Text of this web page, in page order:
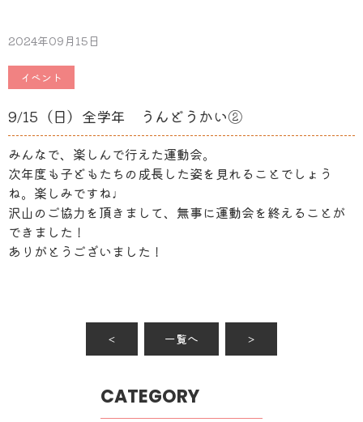
2024年09月15日
イベント
9/15（日）全学年 うんどうかい②
みんなで、楽しんで行えた運動会。
次年度も子どもたちの成長した姿を見れることでしょう
ね。楽しみですね♩
沢山のご協力を頂きまして、無事に運動会を終えることが
できました！
ありがとうございました！
＜ 一覧へ ＞
CATEGORY